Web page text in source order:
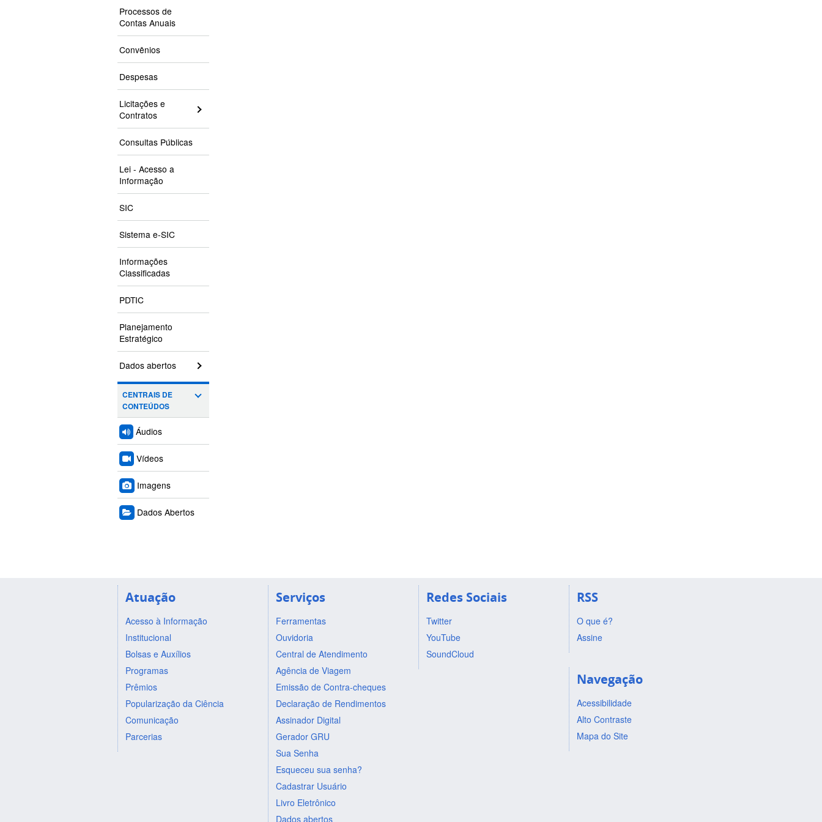
Processos de
Contas Anuais
Convênios
Despesas
Licitações e
Contratos
Consultas Públicas
Lei - Acesso a
Informação
SIC
Sistema e-SIC
Informações
Classificadas
PDTIC
Planejamento
Estratégico
Dados abertos
CENTRAIS DE
CONTEÚDOS
Áudios
Vídeos
Imagens
Dados Abertos
Atuação
Acesso à Informação
Institucional
Bolsas e Auxílios
Programas
Prêmios
Popularização da Ciência
Comunicação
Parcerias
Serviços
Ferramentas
Ouvidoria
Central de Atendimento
Agência de Viagem
Emissão de Contra-cheques
Declaração de Rendimentos
Assinador Digital
Gerador GRU
Sua Senha
Esqueceu sua senha?
Cadastrar Usuário
Livro Eletrônico
Dados abertos
Redes Sociais
Twitter
YouTube
SoundCloud
RSS
O que é?
Assine
Navegação
Acessibilidade
Alto Contraste
Mapa do Site